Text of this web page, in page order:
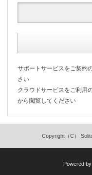
サポートサービスをご契約
さい
クラウドサービスをご利用
から閲覧してください
Copyright（C）
Powered by